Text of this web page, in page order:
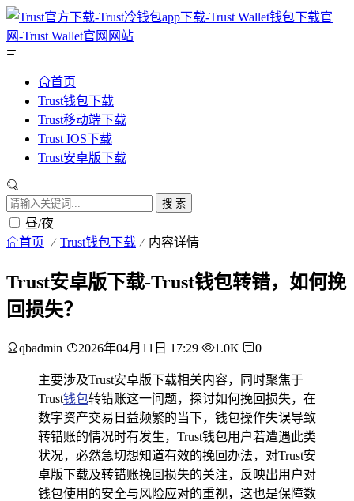
首页
Trust钱包下载
Trust移动端下载
Trust IOS下载
Trust安卓版下载
搜 索
昼/夜
首页 Trust钱包下载 内容详情
Trust安卓版下载-Trust钱包转错，如何挽
回损失？
qbadmin 2026年04月11日 17:29 1.0K 0
主要涉及Trust安卓版下载相关内容，同时聚焦于
Trust钱包转错账这一问题，探讨如何挽回损失，在
数字资产交易日益频繁的当下，钱包操作失误导致
转错账的情况时有发生，Trust钱包用户若遭遇此类
状况，必然急切想知道有效的挽回办法，对Trust安
卓版下载及转错账挽回损失的关注，反映出用户对
钱包使用的安全与风险应对的重视，这也是保障数